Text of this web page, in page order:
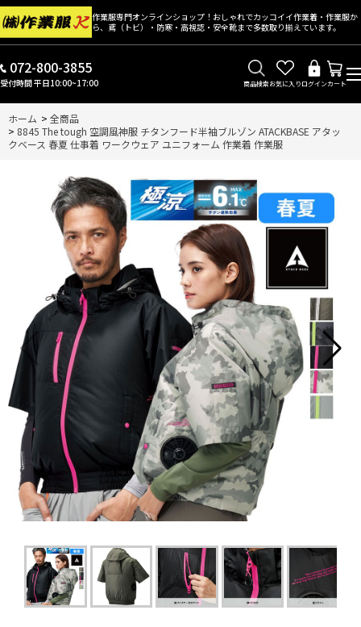
作業服専門オンラインショップ！おしゃれでカッコイイ作業着・作業服か
ら、鳶（トビ）・防寒・高視認・安全靴まで多数取り揃えています。
072-800-3855
受付時間 平日10:00~17:00 商品検索お気に入りログインカート
ホーム > 全商品
> 8845 The tough 空調風神服 チタンフード半袖ブルゾン ATACKBASE アタッ
クベース 春夏 仕事着 ワークウェア ユニフォーム 作業着 作業服